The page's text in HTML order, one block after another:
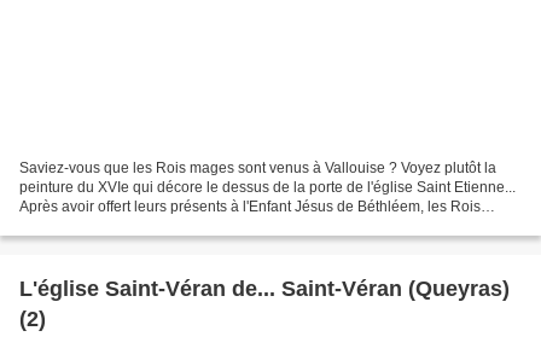
Saviez-vous que les Rois mages sont venus à Vallouise ? Voyez plutôt la
peinture du XVIe qui décore le dessus de la porte de l'église Saint Etienne...
Après avoir offert leurs présents à l'Enfant Jésus de Béthléem, les Rois
L'église Saint-Véran de... Saint-Véran (Queyras)
(2)